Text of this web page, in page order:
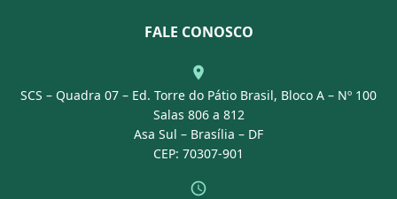
Portal Transparência
FALE CONOSCO
SCS – Quadra 07 – Ed. Torre do Pátio Brasil, Bloco A – Nº 100
Salas 806 a 812
Asa Sul – Brasília – DF
CEP: 70307-901